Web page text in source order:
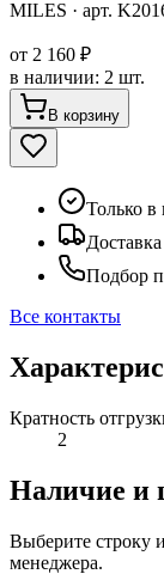
MILES · арт.
от 2 160 ₽
в наличии: 2 шт.
В корзину
Только в
Подбор
Все контакты
Кратность
2
Наличие и
Выберите строку
менеджера.